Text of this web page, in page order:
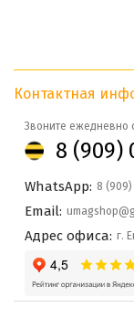
Контактная
Звоните ежедневно
8 (909)
WhatsApp: 8 (909)
Email:
Адрес офиса: г.